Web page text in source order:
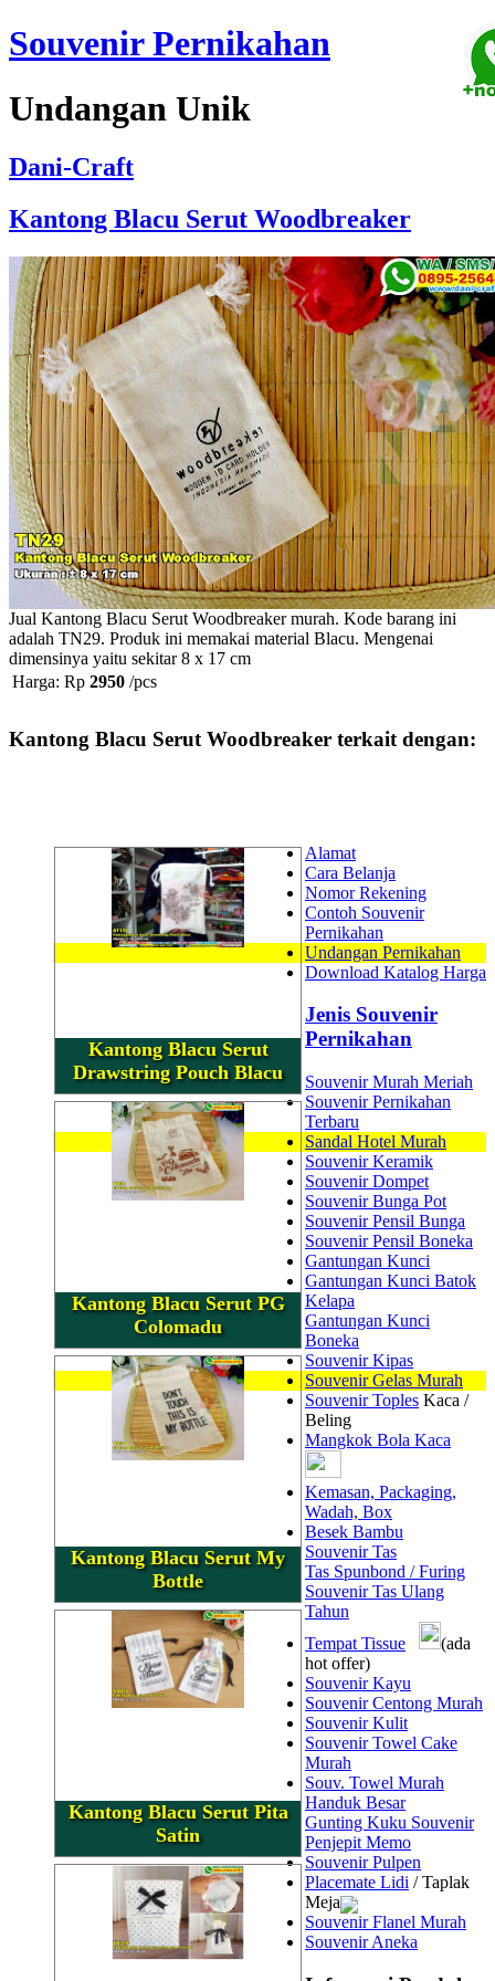
Souvenir Pernikahan
Undangan Unik
Dani-Craft
Kantong Blacu Serut Woodbreaker
Jual Kantong Blacu Serut Woodbreaker murah. Kode barang ini
adalah TN29. Produk ini memakai material Blacu. Mengenai
dimensinya yaitu sekitar 8 x 17 cm
Harga: Rp 2950 /pcs
Kantong Blacu Serut Woodbreaker terkait dengan:
Kantong Blacu Serut
Drawstring Pouch Blacu
Kantong Blacu Serut PG
Colomadu
Kantong Blacu Serut My
Bottle
Kantong Blacu Serut Pita
Satin
Alamat
Cara Belanja
Nomor Rekening
Contoh Souvenir
Pernikahan
Undangan Pernikahan
Download Katalog Harga
Jenis Souvenir
Pernikahan
Souvenir Murah Meriah
Souvenir Pernikahan
Terbaru
Sandal Hotel Murah
Souvenir Keramik
Souvenir Dompet
Souvenir Bunga Pot
Souvenir Pensil Bunga
Souvenir Pensil Boneka
Gantungan Kunci
Gantungan Kunci Batok
Kelapa
Gantungan Kunci
Boneka
Souvenir Kipas
Souvenir Gelas Murah
Souvenir Toples Kaca /
Beling
Mangkok Bola Kaca
Kemasan, Packaging,
Wadah, Box
Besek Bambu
Souvenir Tas
Tas Spunbond / Furing
Souvenir Tas Ulang
Tahun
Tempat Tissue
(ada
hot offer)
Souvenir Kayu
Souvenir Centong Murah
Souvenir Kulit
Souvenir Towel Cake
Murah
Souv. Towel Murah
Handuk Besar
Gunting Kuku Souvenir
Penjepit Memo
Souvenir Pulpen
Placemate Lidi / Taplak
Meja
Souvenir Flanel Murah
Souvenir Aneka